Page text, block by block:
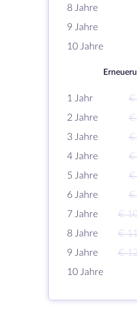
8 Jahre
9 Jahre
10 Jahre
1 Jahr €
2 Jahre
€
3 Jahre
€
4 Jahre
€
5 Jahre
€
6 Jahre
€
7 Jahre
€
8 Jahre
€
9 Jahre
€
10 Jahre